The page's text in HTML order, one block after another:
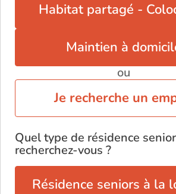
Saint-Vincent-du-Lorouër
Habitat partagé -
Maintien à
ou
Je recherche un
Quel type de résidence
recherchez-vous ?
Résidence seniors à la